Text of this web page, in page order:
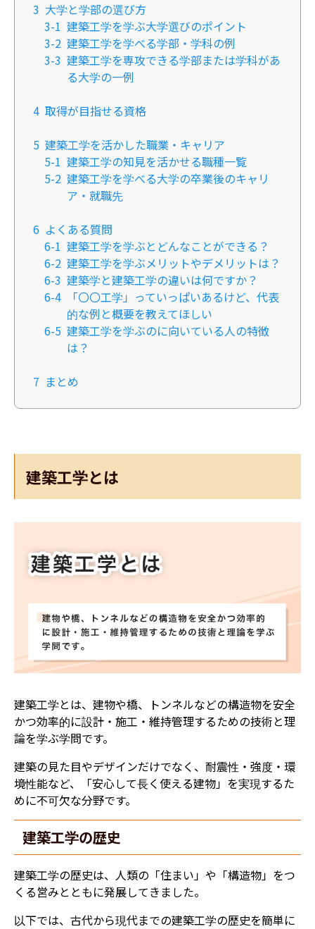
3 大学と学部の選び方
3-1 建築工学を学ぶ大学選びのポイント
3-2 建築工学を学べる学部・学科の例
3-3 建築工学を専攻できる学部または学科があ
る大学の一例
4 取得が目指せる資格
5 建築工学を活かした職業・キャリア
5-1 建築工学の知見を活かせる職種一覧
5-2 建築工学を学べる大学の卒業後のキャリ
ア・就職先
6 よくある質問
6-1 建築工学を学ぶとどんなことができる？
6-2 建築工学を学ぶメリットやデメリットは？
6-3 建築学と建築工学の違いは何ですか？
6-4
​「〇〇工学」っていっぱいあるけど、代表
的な例と概要を教えてほしい
6-5 建築工学を学ぶのに向いている人の特徴
は？
7 まとめ
建築工学とは
建築工学とは、建物や橋、トンネルなどの構造物を安全
かつ効率的に設計・施工・維持管理するための技術と理
論を学ぶ学問です。
建築の見た目やデザインだけでなく、耐震性・強度・環
境性能など、「安心して長く使える建物」を実現するた
めに不可欠な分野です。
建築工学の歴史
建築工学の歴史は、人類の「住まい」や「構造物」をつ
くる営みとともに発展してきました。
以下では、古代から現代までの建築工学の歴史を簡単に